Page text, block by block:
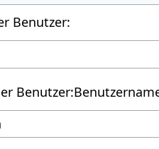
Benutzer: